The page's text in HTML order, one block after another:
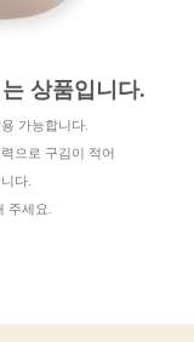
상품입니다.
가능합니다.
으로 구김이 적어
다.
주세요.